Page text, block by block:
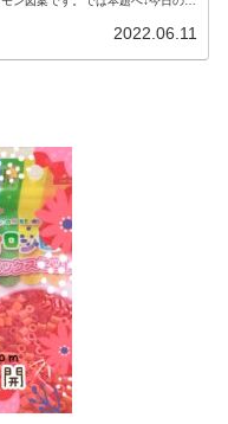
2022.06.11